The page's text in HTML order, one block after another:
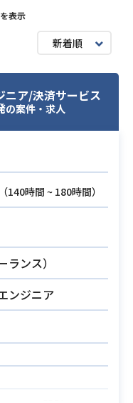
表示
新着順
ニア/決済サービス
の案件・求人
（140時間 ~ 180時間）
ンス）
ンジニア